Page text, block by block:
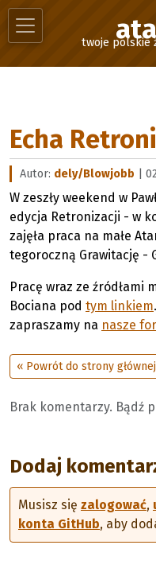
twoje polskie
Echa
Autor: dely/Blowjobb |
W zeszły weekend w
edycja Retronizacji - w
zajęła praca na małe
tegoroczną Grawitację -
Pracę wraz ze źródłami
Bociana pod tym linkiem
zapraszamy na nasze
« Powrót do strony głównej
Brak komentarzy. Bądź
Dodaj
Musisz się zalogować,
konta GitHub, aby